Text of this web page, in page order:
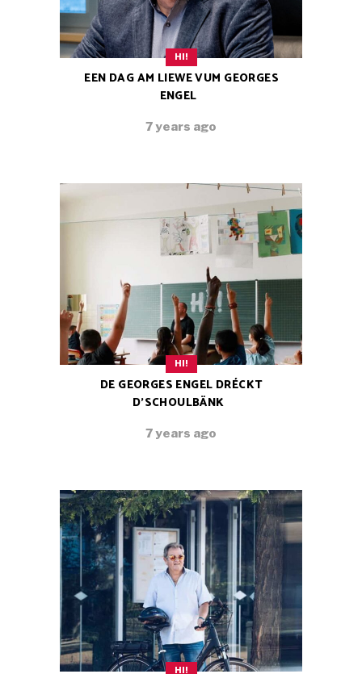
HI!
EEN DAG AM LIEWE VUM GEORGES
ENGEL
7 years ago
HI!
DE GEORGES ENGEL DRÉCKT
D’SCHOULBÄNK
7 years ago
HI!